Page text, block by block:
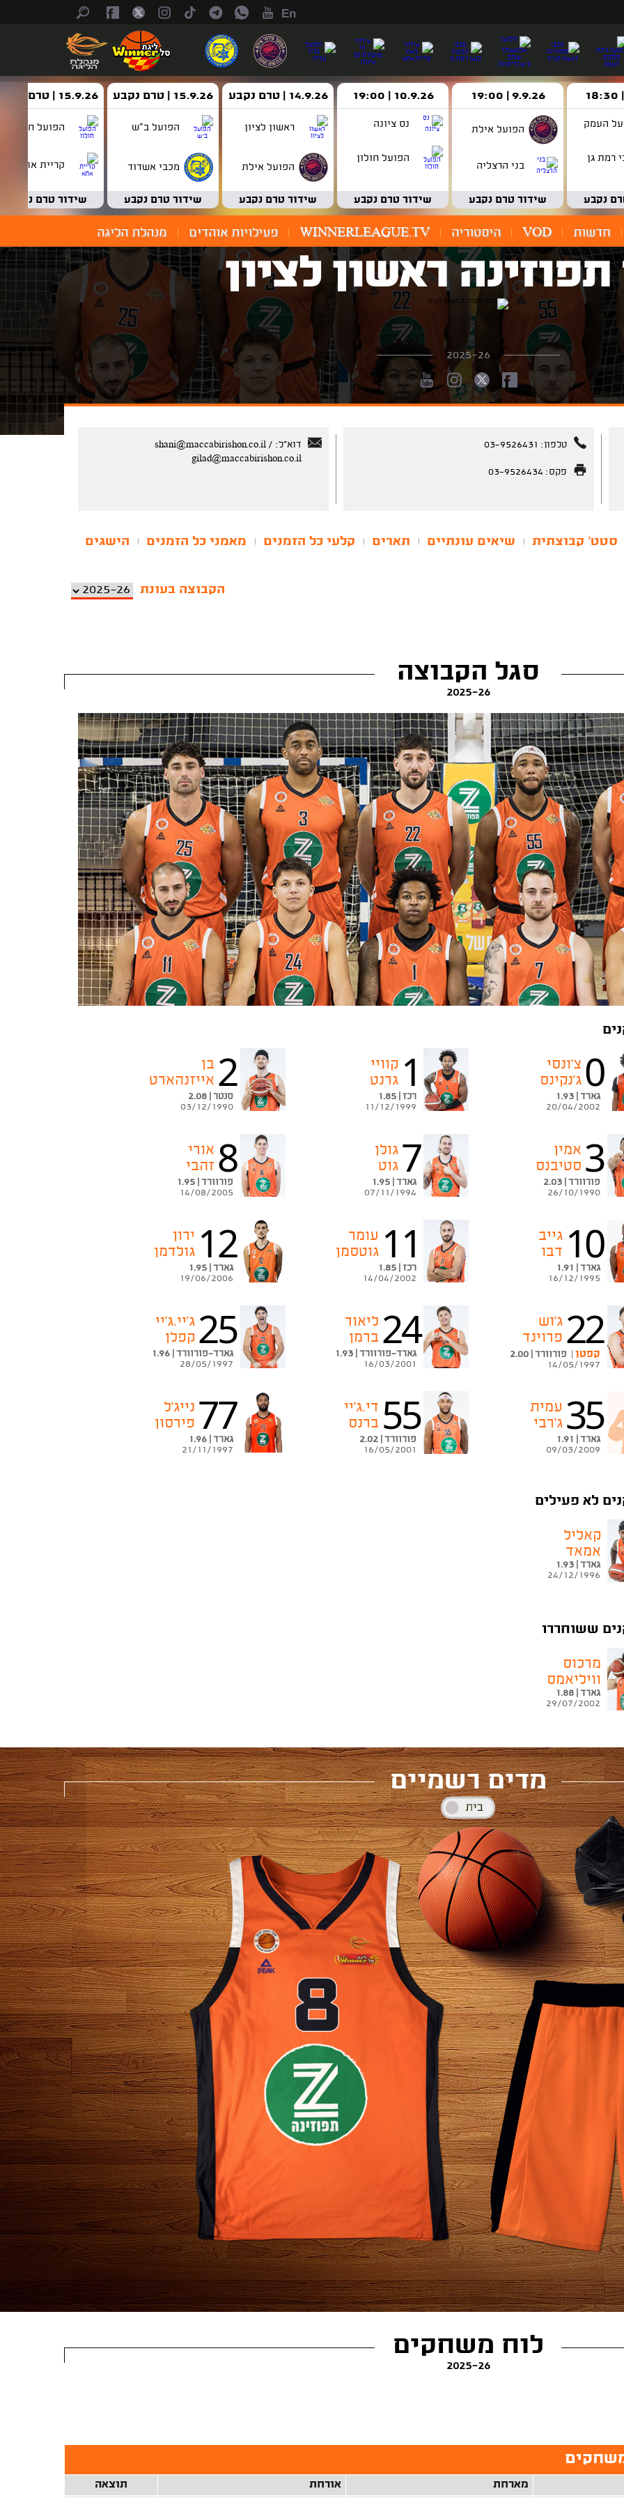
En
העמק
רמת גן
נקבע
9.9.26 | 19:00
הפועל אילת
בני הרצליה
שידור טרם נקבע
10.9.26 | 19:00
נס ציונה
הפועל חולון
שידור טרם נקבע
14.9.26 | טרם נקבע
ראשון לציון
הפועל אילת
שידור טרם נקבע
15.9.26 | טרם נקבע
הפועל ב"ש
מכבי אשדוד
שידור טרם נקבע
15.9.26 | טרם נקבע
הפועל חולון
קריית אתא
שידור טרם נקבע
חדשות VOD היסטוריה WINNERLEAGUE.TV פעילויות אוהדים מנהלת הליגה
ראשון לציון
2025-26
טלפון: 03-9526431
פקס: 03-9526434
דוא"ל: shani@maccabirishon.co.il /
gilad@maccabirishon.co.il
סטט' קבוצתית שיאים עונתיים תארים קלעי כל הזמנים מאמני כל הזמנים הישגים
הקבוצה בעונת
סגל הקבוצה
2025-26
0 צ'ונסי
ג'נקינס
גארד | 1.93
20/04/2002
1 קוויי
גרנט
רכז | 1.85
11/12/1999
2 בן
אייזנהארט
סנטר | 2.08
03/12/1990
3 אמין
סטיבנס
פורוורד | 2.03
26/10/1990
7 גולן
גוט
גארד | 1.95
07/11/1994
8 אורי
זהבי
פורוורד | 1.95
14/08/2005
10 גייב
דבו
גארד | 1.91
16/12/1995
11 עומר
גוטסמן
רכז | 1.85
14/04/2002
12 ירון
גולדמן
גארד | 1.95
19/06/2006
22 ג'וש
פרוינד
קפטן
פורוורד | 2.00
14/05/1997
24 ליאור
ברמן
גארד-פורוורד | 1.93
16/03/2001
25 ג'יי.ג'יי
קפלן
גארד-פורוורד | 1.96
28/05/1997
35 עמית
ג'רבי
גארד | 1.91
09/03/2009
55 די.ג'יי
ברנס
פורוורד | 2.02
16/05/2001
77 נייג'ל
פירסון
גארד | 1.96
21/11/1997
לא פעילים
קאליל
אמאד
גארד | 1.93
24/12/1996
ששוחררו
מרכוס
וויליאמס
גארד | 1.88
29/07/2002
מדים רשמיים
לוח משחקים
2025-26
משחקים
מארחת אורחת תוצאה